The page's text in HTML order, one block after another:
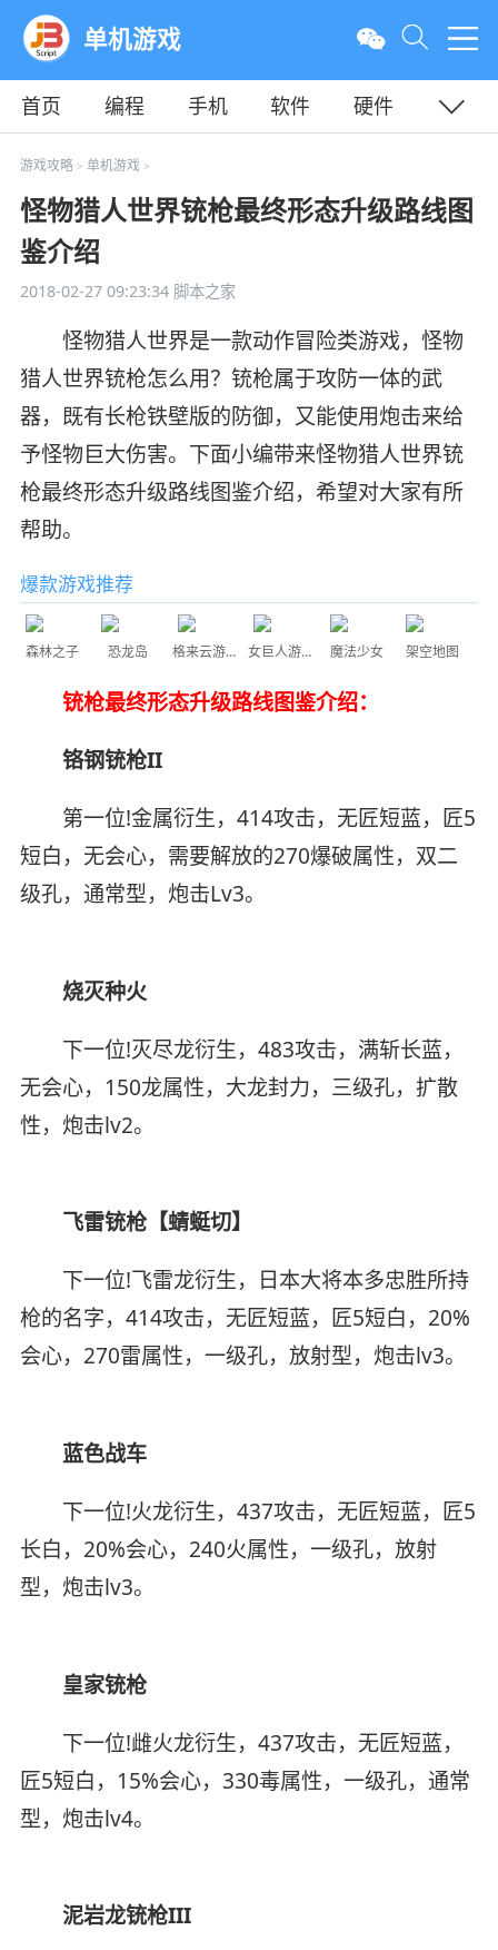
单机游戏
首页 编程 手机 软件
硬件
教程
平面
游戏攻略> 单机游戏>
怪物猎人世界铳枪最终形态升级路线图
鉴介绍
2018-02-27 09:23:34脚本之家
怪物猎人世界是一款动作冒险类游戏，怪物
猎人世界铳枪怎么用？铳枪属于攻防一体的武
器，既有长枪铁壁版的防御，又能使用炮击来给
予怪物巨大伤害。下面小编带来怪物猎人世界铳
枪最终形态升级路线图鉴介绍，希望对大家有所
帮助。
爆款游戏推荐
森林之子 恐龙岛 格来云游戏 女巨人游乐场 魔法少女 架空地图
铳枪最终形态升级路线图鉴介绍：
铬钢铳枪II
第一位!金属衍生，414攻击，无匠短蓝，匠5
短白，无会心，需要解放的270爆破属性，双二
级孔，通常型，炮击Lv3。
烧灭种火
下一位!灭尽龙衍生，483攻击，满斩长蓝，
无会心，150龙属性，大龙封力，三级孔，扩散
性，炮击lv2。
飞雷铳枪【蜻蜓切】
下一位!飞雷龙衍生，日本大将本多忠胜所持
枪的名字，414攻击，无匠短蓝，匠5短白，20%
会心，270雷属性，一级孔，放射型，炮击lv3。
蓝色战车
下一位!火龙衍生，437攻击，无匠短蓝，匠5
长白，20%会心，240火属性，一级孔，放射
型，炮击lv3。
皇家铳枪
下一位!雌火龙衍生，437攻击，无匠短蓝，
匠5短白，15%会心，330毒属性，一级孔，通常
型，炮击lv4。
泥岩龙铳枪III